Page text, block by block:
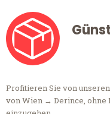
Profitieren Sie von unseren
von Wien → Derince, ohne